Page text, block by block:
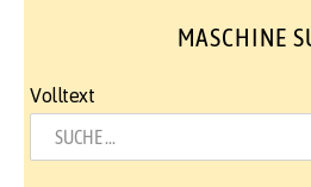
MASCHINE
Volltext